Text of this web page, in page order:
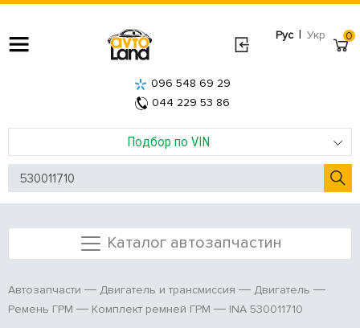
Рус | Укр
Подбор по VIN
096 548 69 29
044 229 53 86
0
Каталог автозапчастин
Автозапчасти Двигатель и трансмиссия
Двигатель
Ремень ГРМ
Комплект ремней ГРМ INA 530011710